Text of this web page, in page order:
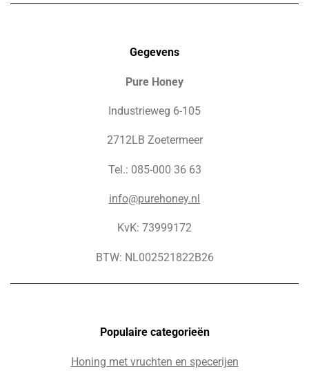
Gegevens
Pure Honey
Industrieweg 6-105
2712LB Zoetermeer
Tel.: 085-000 36 63
info@purehoney.nl
KvK: 73999172
BTW: NL002521822B26
Populaire categorieën
Honing met vruchten en specerijen